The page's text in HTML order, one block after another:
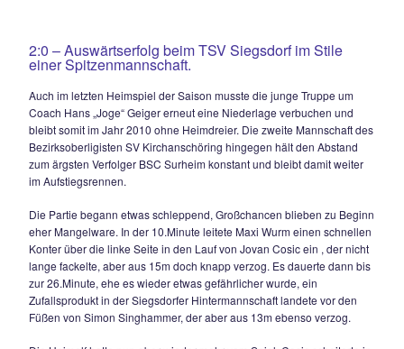
24.05.2010
KIRCHANSCHÖRINGS CLEVERNESS
2:0 – Auswärtserfolg beim TSV Siegsdorf im
einer Spitzenmannschaft.
Auch im letzten Heimspiel der Saison musste die junge
Coach Hans „Joge“ Geiger erneut eine Niederlage
bleibt somit im Jahr 2010 ohne Heimdreier. Die zweite
Bezirksoberligisten SV Kirchanschöring hingegen hält den
zum ärgsten Verfolger BSC Surheim konstant und bleibt
im Aufstiegsrennen.